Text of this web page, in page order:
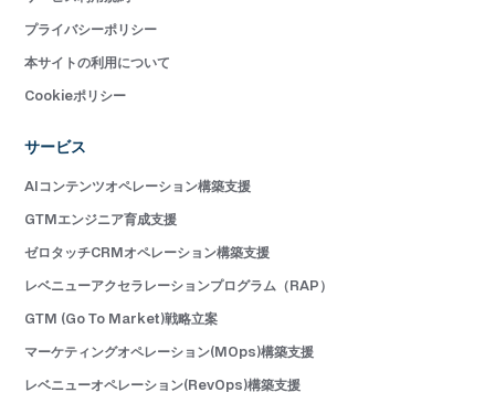
プライバシーポリシー
本サイトの利用について
Cookieポリシー
サービス
AIコンテンツオペレーション構築支援
GTMエンジニア育成支援
ゼロタッチCRMオペレーション構築支援
レベニューアクセラレーションプログラム（RAP）
GTM (Go To Market)戦略立案
マーケティングオペレーション(MOps)構築支援
レベニューオペレーション(RevOps)構築支援